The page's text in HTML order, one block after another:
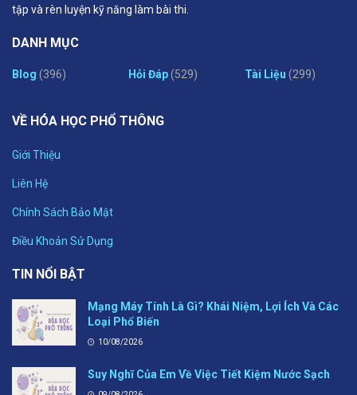
tập và rèn luyện kỹ năng làm bài thi.
DANH MỤC
Blog (396) Hỏi Đáp(529) Tài Liệu (299)
VỀ HÓA HỌC PHỔ THÔNG
Giới Thiệu
Liên Hệ
Chính Sách Bảo Mật
Điều Khoản Sử Dụng
TIN NỔI BẬT
Mạng Máy Tính Là Gì? Khái Niệm, Lợi Ích Và Các
Loại Phổ Biến
10/08/2026
Suy Nghĩ Của Em Về Việc Tiết Kiệm Nước Sạch